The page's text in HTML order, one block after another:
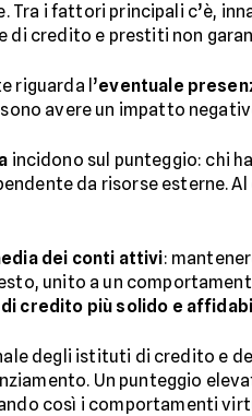
Tra i fattori principali c’è,
di credito e prestiti non
riguarda l’eventuale
avere un impatto
incidono sul punteggio: chi
da risorse esterne.
dei conti attivi:
unito a un
credito più solido e
degli istituti di credito e
Un punteggio
così i comportamenti